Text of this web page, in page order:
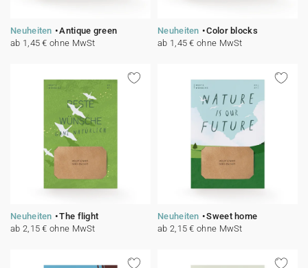
Neuheiten
Antique green
ab 1,45 € ohne MwSt
Neuheiten
Color blocks
ab 1,45 € ohne MwSt
Neuheiten
The flight
ab 2,15 € ohne MwSt
Neuheiten
Sweet home
ab 2,15 € ohne MwSt